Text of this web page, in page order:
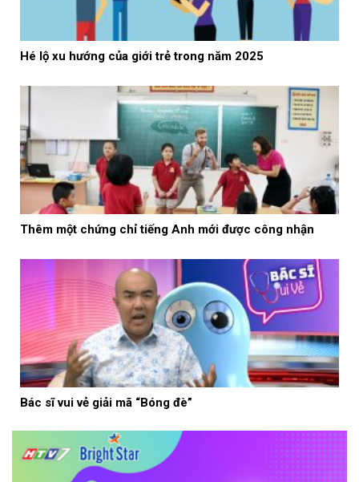
Hé lộ xu hướng của giới trẻ trong năm 2025
Thêm một chứng chỉ tiếng Anh mới được công nhận
Bác sĩ vui vẻ giải mã “Bóng đè”